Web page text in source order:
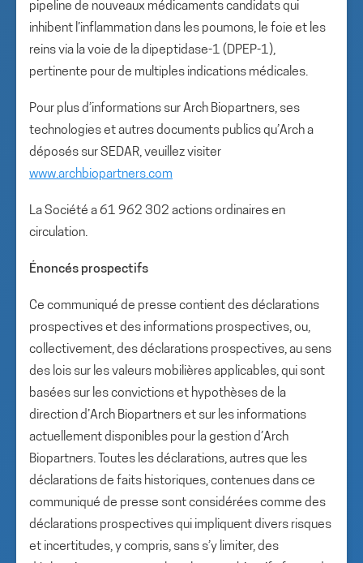
pipeline de nouveaux médicaments candidats qui
inhibent l’inflammation dans les poumons, le foie et les
reins via la voie de la dipeptidase-1 (DPEP-1),
pertinente pour de multiples indications médicales.
Pour plus d’informations sur Arch Biopartners, ses
technologies et autres documents publics qu’Arch a
déposés sur SEDAR, veuillez visiter
www.archbiopartners.com
La Société a 61 962 302 actions ordinaires en
circulation.
Énoncés prospectifs
Ce communiqué de presse contient des déclarations
prospectives et des informations prospectives, ou,
collectivement, des déclarations prospectives, au sens
des lois sur les valeurs mobilières applicables, qui sont
basées sur les convictions et hypothèses de la
direction d’Arch Biopartners et sur les informations
actuellement disponibles pour la gestion d’Arch
Biopartners. Toutes les déclarations, autres que les
déclarations de faits historiques, contenues dans ce
communiqué de presse sont considérées comme des
déclarations prospectives qui impliquent divers risques
et incertitudes, y compris, sans s’y limiter, des